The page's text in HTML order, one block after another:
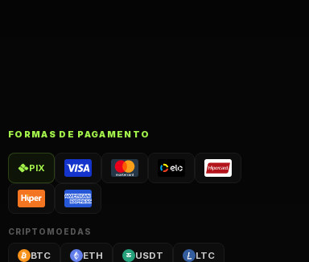
FORMAS DE PAGAMENTO
PIX
CRIPTOMOEDAS
BTC ETH USDT LTC